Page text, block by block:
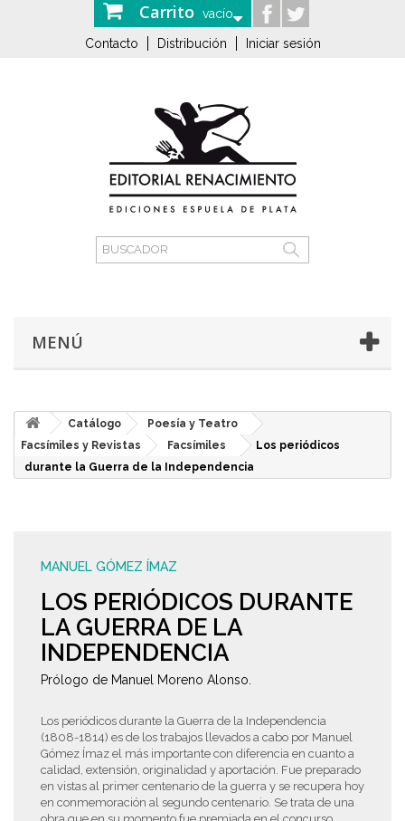
Carrito vacío
Contacto Distribución Iniciar sesión
MENÚ
Catálogo
Poesía y Teatro
Facsímiles y Revistas
Facsímiles
Los periódicos
durante la Guerra de la Independencia
MANUEL GÓMEZ ÍMAZ
LOS PERIÓDICOS DURANTE
LA GUERRA DE LA
INDEPENDENCIA
Prólogo de Manuel Moreno Alonso.
Los periódicos durante la Guerra de la Independencia
(1808-1814) es de los trabajos llevados a cabo por Manuel
Gómez Ímaz el más importante con diferencia en cuanto a
calidad, extensión, originalidad y aportación. Fue preparado
en vistas al primer centenario de la guerra y se recupera hoy
en conmemoración al segundo centenario. Se trata de una